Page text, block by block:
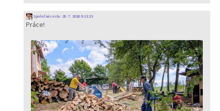
Společná cesta: 28. 7. 2026 9:13:23
Práce!